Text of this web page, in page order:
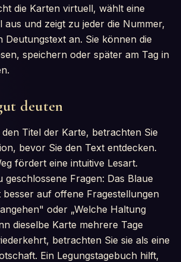
die Karten virtuell, wählt eine
aus und zeigt zu jeder die Nummer,
Deutungstext an. Sie können die
speichern oder später am Tag in
deuten
Titel der Karte, betrachten Sie
bevor Sie den Text entdecken.
fördert eine intuitive Lesart.
geschlossene Fragen: Das Blaue
auf offene Fragestellungen
oder „Welche Haltung
dieselbe Karte mehrere Tage
betrachten Sie sie als eine
Ein Legungstagebuch hilft,